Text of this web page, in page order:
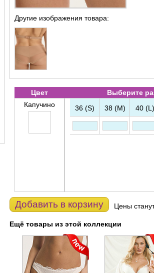
Другие изображения товара:
Цвет Выберите
Капучино
36 (S) 38 (M) 40 (L)
Добавить в корзину Цены
Ещё товары из этой коллекции